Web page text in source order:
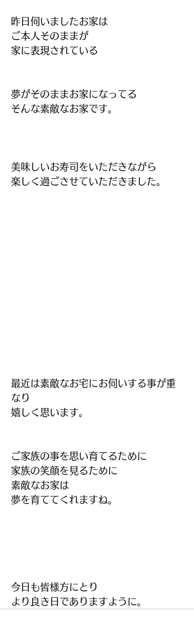
昨日伺いましたお家は
ご本人そのままが
家に表現されている
夢がそのままお家になってる
そんな素敵なお家です。
美味しいお寿司をいただきながら
楽しく過ごさせていただきました。
最近は素敵なお宅にお伺いする事が重
なり
嬉しく思います。
ご家族の事を思い育てるために
家族の笑顔を見るために
素敵なお家は
夢を育ててくれますね。
今日も皆様方にとり
より良き日でありますように。